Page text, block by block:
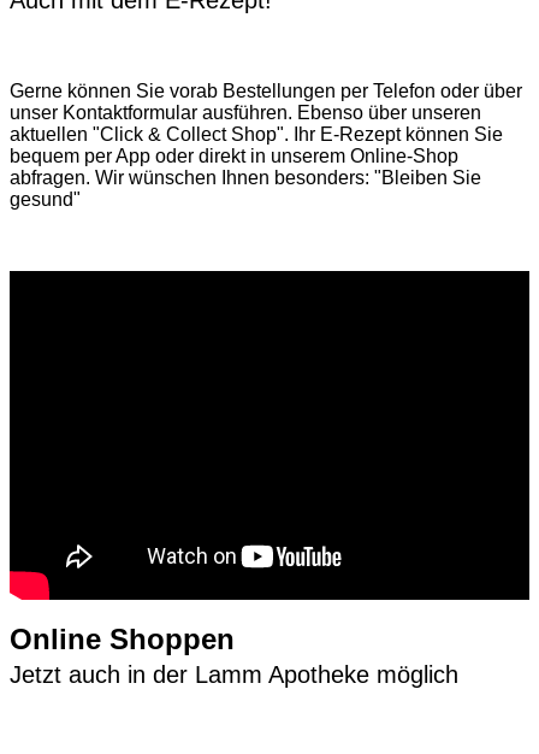
Gerne können Sie vorab Bestellungen per Telefon oder über
unser Kontaktformular ausführen. Ebenso über unseren
aktuellen "Click & Collect Shop". Ihr E-Rezept können Sie
bequem per App oder direkt in unserem Online-Shop
abfragen. Wir wünschen Ihnen besonders: "Bleiben Sie
gesund"
Online Shoppen
Jetzt auch in der Lamm Apotheke möglich